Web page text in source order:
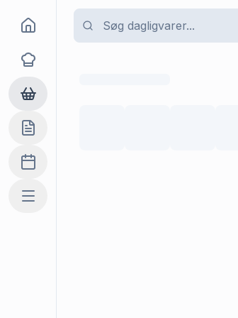
Goma
Opskrifter
Dagligvarer
Indkøbslisten
Madplan
Mere